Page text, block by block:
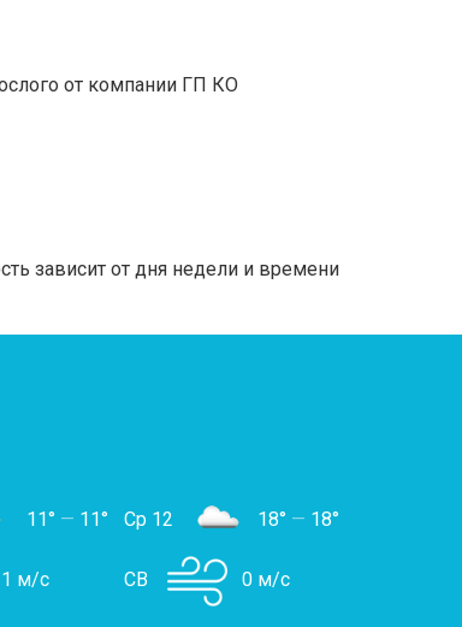
от компании ГП КО
зависит от дня недели и времени
11° — 11°
1 м/с
Ср 12 18° — 18°
СВ 0 м/с